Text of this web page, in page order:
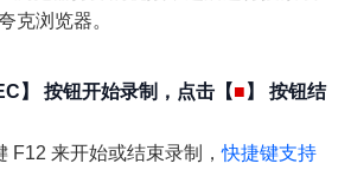
克浏览器。
】 按钮开始录制，点击【■ 】 按钮结
F12 来开始或结束录制，快捷键支持